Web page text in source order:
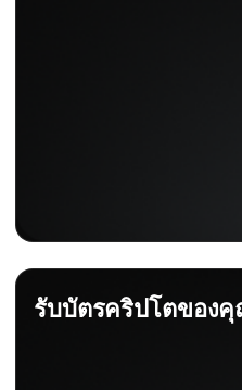
รับบัตรคริปโตของ